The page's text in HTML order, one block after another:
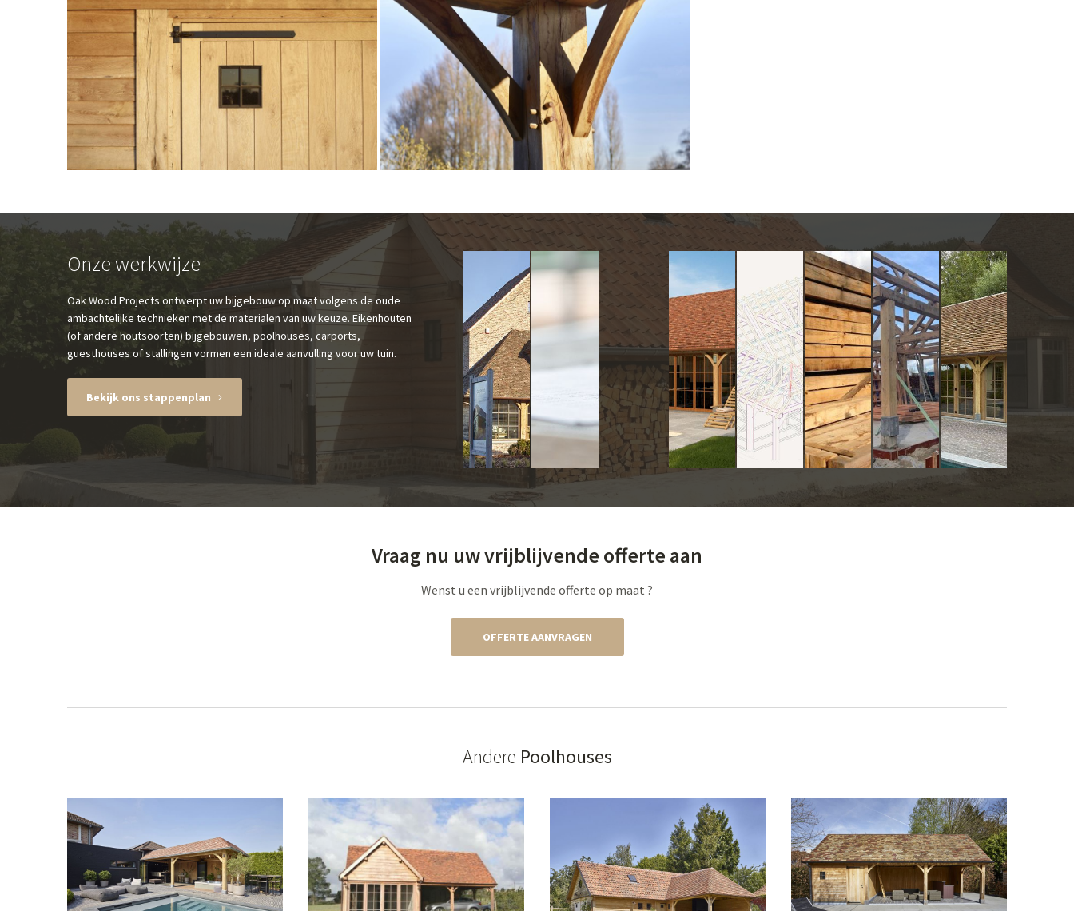
Onze werkwijze
Oak Wood Projects ontwerpt uw bijgebouw op maat volgens de oude
ambachtelijke technieken met de materialen van uw keuze. Eikenhouten
(of andere houtsoorten) bijgebouwen, poolhouses, carports,
guesthouses of stallingen vormen een ideale aanvulling voor uw tuin.
Bekijk ons stappenplan
Vraag nu uw vrijblijvende offerte aan
Wenst u een vrijblijvende offerte op maat ?
OFFERTE AANVRAGEN
Andere Poolhouses